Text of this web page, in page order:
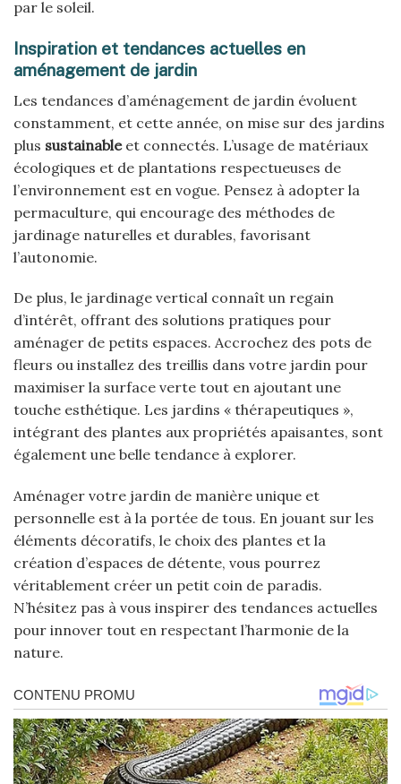
par le soleil.
Inspiration et tendances actuelles en
aménagement de jardin
Les tendances d’aménagement de jardin évoluent
constamment, et cette année, on mise sur des jardins
plus sustainableet connectés. L’usage de matériaux
écologiques et de plantations respectueuses de
l’environnement est en vogue. Pensez à adopter la
permaculture, qui encourage des méthodes de
jardinage naturelles et durables, favorisant
l’autonomie.
De plus, le jardinage vertical connaît un regain
d’intérêt, offrant des solutions pratiques pour
aménager de petits espaces. Accrochez des pots de
fleurs ou installez des treillis dans votre jardin pour
maximiser la surface verte tout en ajoutant une
touche esthétique. Les jardins « thérapeutiques »,
intégrant des plantes aux propriétés apaisantes, sont
également une belle tendance à explorer.
Aménager votre jardin de manière unique et
personnelle est à la portée de tous. En jouant sur les
éléments décoratifs, le choix des plantes et la
création d’espaces de détente, vous pourrez
véritablement créer un petit coin de paradis.
N’hésitez pas à vous inspirer des tendances actuelles
pour innover tout en respectant l’harmonie de la
nature.